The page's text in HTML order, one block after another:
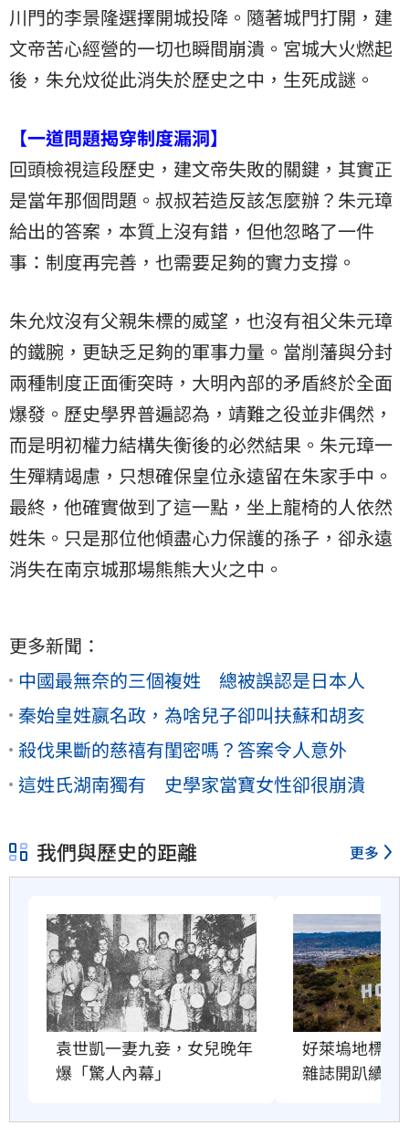
川門的李景隆選擇開城投降。隨著城門打開，建
文帝苦心經營的一切也瞬間崩潰。宮城大火燃起
後，朱允炆從此消失於歷史之中，生死成謎。
【一道問題揭穿制度漏洞】
回頭檢視這段歷史，建文帝失敗的關鍵，其實正
是當年那個問題。叔叔若造反該怎麼辦？朱元璋
給出的答案，本質上沒有錯，但他忽略了一件
事：制度再完善，也需要足夠的實力支撐。
朱允炆沒有父親朱標的威望，也沒有祖父朱元璋
的鐵腕，更缺乏足夠的軍事力量。當削藩與分封
兩種制度正面衝突時，大明內部的矛盾終於全面
爆發。歷史學界普遍認為，靖難之役並非偶然，
而是明初權力結構失衡後的必然結果。朱元璋一
生殫精竭慮，只想確保皇位永遠留在朱家手中。
最終，他確實做到了這一點，坐上龍椅的人依然
姓朱。只是那位他傾盡心力保護的孫子，卻永遠
消失在南京城那場熊熊大火之中。
更多新聞：
中國最無奈的三個複姓 總被誤認是日本人
秦始皇姓嬴名政，為啥兒子卻叫扶蘇和胡亥
殺伐果斷的慈禧有閨密嗎？答案令人意外
這姓氏湖南獨有 史學家當寶女性卻很崩潰
我們與歷史的距離 更多
袁世凱一妻九妾，女兒晚年
爆「驚人內幕」
好萊塢地標恐
雜誌開趴續命